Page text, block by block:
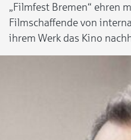
„Filmfest Bremen“ ehren
Filmschaffende von
ihrem Werk das Kino